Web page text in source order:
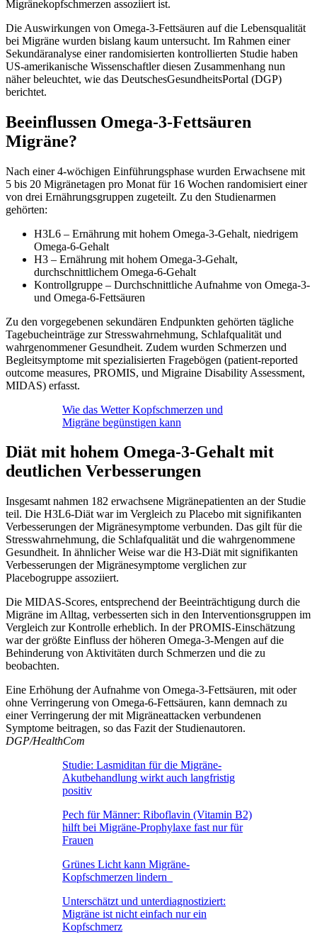
Migränekopfschmerzen assoziiert ist.
Die Auswirkungen von Omega-3-Fettsäuren auf die Lebensqualität
bei Migräne wurden bislang kaum untersucht. Im Rahmen einer
Sekundäranalyse einer randomisierten kontrollierten Studie haben
US-amerikanische Wissenschaftler diesen Zusammenhang nun
näher beleuchtet, wie das DeutschesGesundheitsPortal (DGP)
berichtet.
Beeinflussen Omega-3-Fettsäuren
Migräne?
Nach einer 4-wöchigen Einführungsphase wurden Erwachsene mit
5 bis 20 Migränetagen pro Monat für 16 Wochen randomisiert einer
von drei Ernährungsgruppen zugeteilt. Zu den Studienarmen
gehörten:
H3L6 – Ernährung mit hohem Omega-3-Gehalt, niedrigem
Omega-6-Gehalt
H3 – Ernährung mit hohem Omega-3-Gehalt,
durchschnittlichem Omega-6-Gehalt
Kontrollgruppe – Durchschnittliche Aufnahme von Omega-3-
und Omega-6-Fettsäuren
Zu den vorgegebenen sekundären Endpunkten gehörten tägliche
Tagebucheinträge zur Stresswahrnehmung, Schlafqualität und
wahrgenommener Gesundheit. Zudem wurden Schmerzen und
Begleitsymptome mit spezialisierten Fragebögen (patient-reported
outcome measures, PROMIS, und Migraine Disability Assessment,
MIDAS) erfasst.
Wie das Wetter Kopfschmerzen und
Migräne begünstigen kann
Diät mit hohem Omega-3-Gehalt mit
deutlichen Verbesserungen
Insgesamt nahmen 182 erwachsene Migränepatienten an der Studie
teil. Die H3L6-Diät war im Vergleich zu Placebo mit signifikanten
Verbesserungen der Migränesymptome verbunden. Das gilt für die
Stresswahrnehmung, die Schlafqualität und die wahrgenommene
Gesundheit. In ähnlicher Weise war die H3-Diät mit signifikanten
Verbesserungen der Migränesymptome verglichen zur
Placebogruppe assoziiert.
Die MIDAS-Scores, entsprechend der Beeinträchtigung durch die
Migräne im Alltag, verbesserten sich in den Interventionsgruppen im
Vergleich zur Kontrolle erheblich. In der PROMIS-Einschätzung
war der größte Einfluss der höheren Omega-3-Mengen auf die
Behinderung von Aktivitäten durch Schmerzen und die zu
beobachten.
Eine Erhöhung der Aufnahme von Omega-3-Fettsäuren, mit oder
ohne Verringerung von Omega-6-Fettsäuren, kann demnach zu
einer Verringerung der mit Migräneattacken verbundenen
Symptome beitragen, so das Fazit der Studienautoren.
DGP/HealthCom
Studie: Lasmiditan für die Migräne-
Akutbehandlung wirkt auch langfristig
positiv
Pech für Männer: Riboflavin (Vitamin B2)
hilft bei Migräne-Prophylaxe fast nur für
Frauen
Grünes Licht kann Migräne-
Kopfschmerzen lindern
Unterschätzt und unterdiagnostiziert:
Migräne ist nicht einfach nur ein
Kopfschmerz